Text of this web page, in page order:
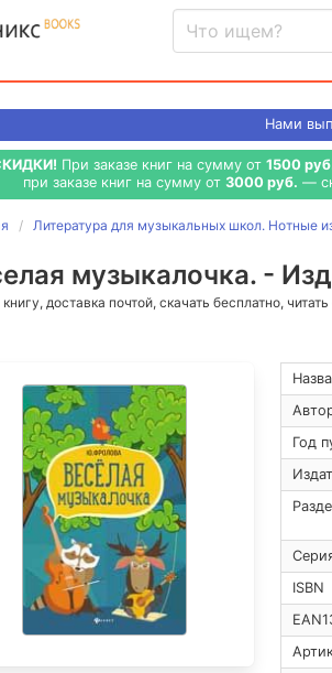
Нами
При заказе книг на сумму от 1500
при заказе книг на сумму от 3000 руб. —
Литература для музыкальных школ. Нотные
музыкалочка. -
книгу, доставка почтой, скачать бесплатно,
Год
ISBN